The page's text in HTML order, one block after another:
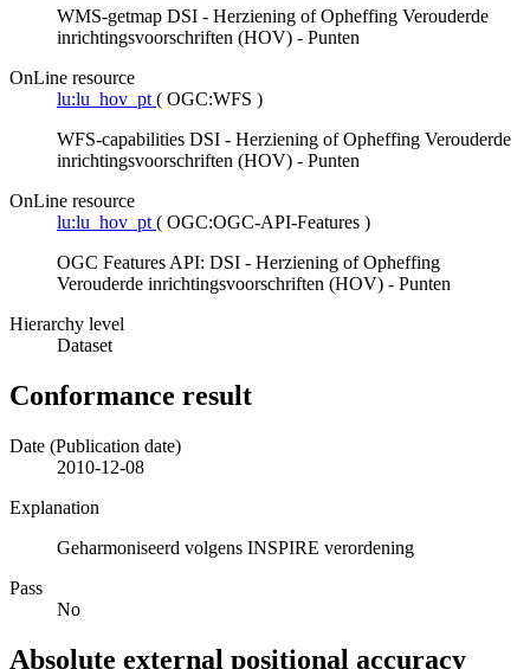
WMS-getmap DSI - Herziening of Opheffing Verouderde
inrichtingsvoorschriften (HOV) - Punten
OnLine resource
lu:lu_hov_pt( OGC:WFS )
WFS-capabilities DSI - Herziening of Opheffing Verouderde
inrichtingsvoorschriften (HOV) - Punten
OnLine resource
lu:lu_hov_pt( OGC:OGC-API-Features )
OGC Features API: DSI - Herziening of Opheffing
Verouderde inrichtingsvoorschriften (HOV) - Punten
Hierarchy level
Dataset
Conformance result
Date (Publication date)
2010-12-08
Explanation
Geharmoniseerd volgens INSPIRE verordening
Pass
No
Absolute external positional accuracy